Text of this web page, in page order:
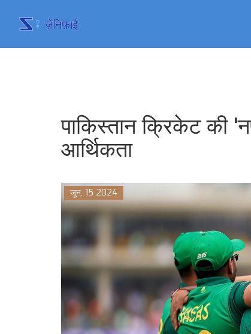
पाकिस्तान क्रिकेट की
आर्थिकता
जून, 15 2024